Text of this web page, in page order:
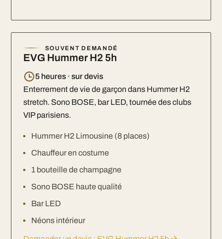
SOUVENT DEMANDÉ
EVG Hummer H2 5h
5 heures · sur devis
Enterrement de vie de garçon dans Hummer H2
stretch. Sono BOSE, bar LED, tournée des clubs
VIP parisiens.
Hummer H2 Limousine (8 places)
Chauffeur en costume
1 bouteille de champagne
Sono BOSE haute qualité
Bar LED
Néons intérieur